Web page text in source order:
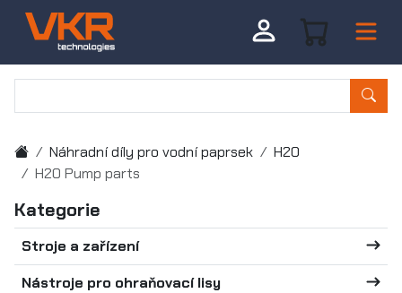
Náhradní díly pro vodní paprsek
H2O
H2O Pump parts
Kategorie
Stroje a zařízení
Nástroje pro ohraňovací lisy